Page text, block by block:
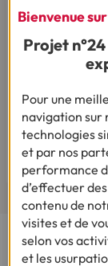
Pour votre
Cofidis le
Lire les avis
Cofidis, le
Bienvenue
Projet
Pour une
navigation sur
technologies
et par nos
performance
d’effectuer
contenu de
visites et de
selon vos
et les